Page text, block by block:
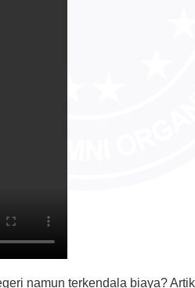
namun terkendala biaya?